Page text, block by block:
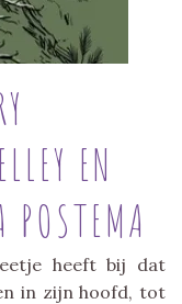
EN
heeft bij dat
in zijn hoofd, tot